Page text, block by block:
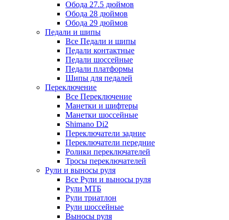
Обода 27.5 дюймов
Обода 28 дюймов
Обода 29 дюймов
Педали и шипы
Все Педали и шипы
Педали контактные
Педали шоссейные
Педали платформы
Шипы для педалей
Переключение
Все Переключение
Манетки и шифтеры
Манетки шоссейные
Shimano Di2
Переключатели задние
Переключатели передние
Ролики переключателей
Тросы переключателей
Рули и выносы руля
Все Рули и выносы руля
Рули МТБ
Рули триатлон
Рули шоссейные
Выносы руля